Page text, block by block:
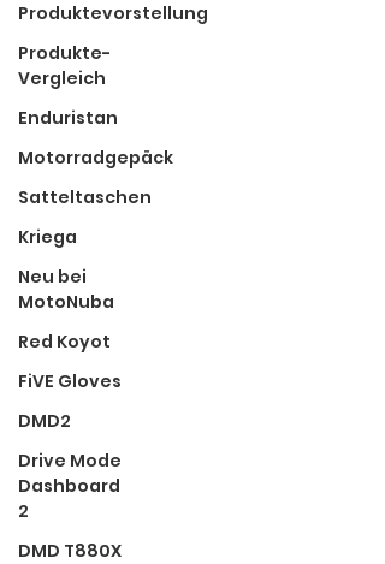
Produktevorstellung
Produkte-
Vergleich
Enduristan
Motorradgepäck
Satteltaschen
Kriega
Neu bei
MotoNuba
Red Koyot
FiVE Gloves
DMD2
Drive Mode
Dashboard
2
DMD T880X